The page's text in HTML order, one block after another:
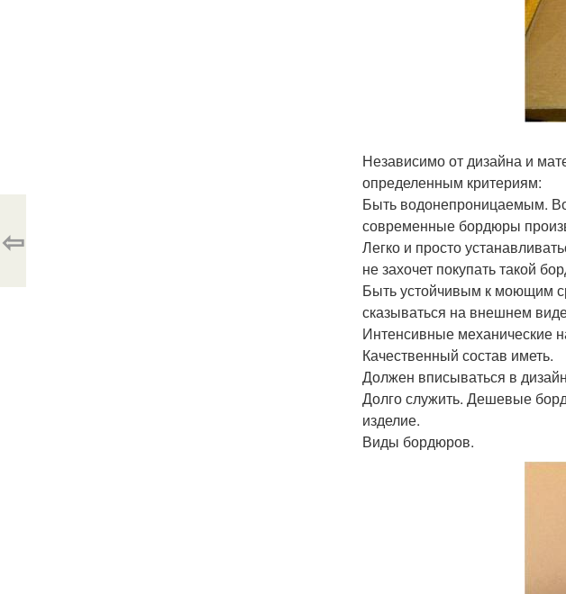
Независимо от дизайна и
определенным критериям:
Быть водонепроницаемым. Во
современные бордюры
Легко и просто
не захочет покупать такой
Быть устойчивым к моющим
сказываться на внешнем
Интенсивные механические
Качественный состав иметь.
Должен вписываться в
Долго служить. Дешевые
изделие.
Виды бордюров.
⇦